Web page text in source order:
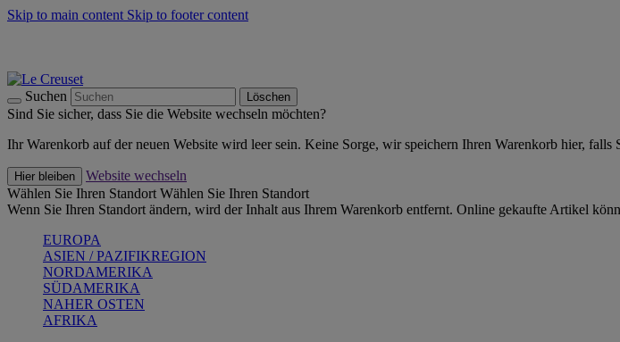
Skip to main content Skip to footer content
Suchen Löschen
Sind Sie sicher, dass Sie die Website wechseln möchten?
Ihr Warenkorb auf der neuen Website wird leer sein. Keine Sorge, wir speichern Ihren Warenkorb hier, falls
Hier bleiben
Website wechseln
Wählen Sie Ihren Standort Wählen Sie Ihren Standort
Wenn Sie Ihren Standort ändern, wird der Inhalt aus Ihrem Warenkorb entfernt. Online gekaufte Artikel
EUROPA
ASIEN / PAZIFIKREGION
NORDAMERIKA
SÜDAMERIKA
NAHER OSTEN
AFRIKA